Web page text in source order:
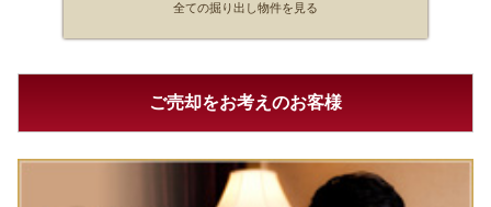
全ての掘り出し物件を見る
ご売却をお考えのお客様